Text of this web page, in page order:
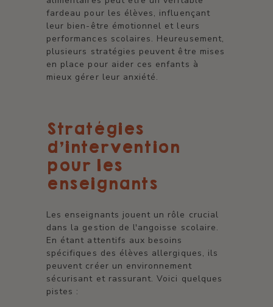
fardeau pour les élèves, influençant
leur bien-être émotionnel et leurs
performances scolaires. Heureusement,
plusieurs stratégies peuvent être mises
en place pour aider ces enfants à
mieux gérer leur anxiété.
Stratégies
d'intervention
pour les
enseignants
Les enseignants jouent un rôle crucial
dans la gestion de l'angoisse scolaire.
En étant attentifs aux besoins
spécifiques des élèves allergiques, ils
peuvent créer un environnement
sécurisant et rassurant. Voici quelques
pistes :